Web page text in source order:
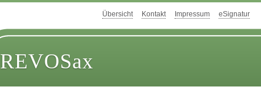
Übersicht Kontakt Impressum eSignatur
REVOSax